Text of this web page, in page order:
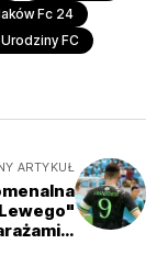
Fc 24
Urodziny FC
ARTYKUŁ
o